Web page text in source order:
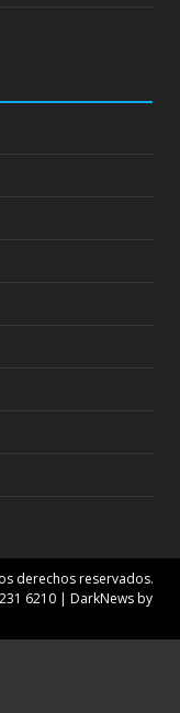
derechos reservados.
6210
DarkNewsby